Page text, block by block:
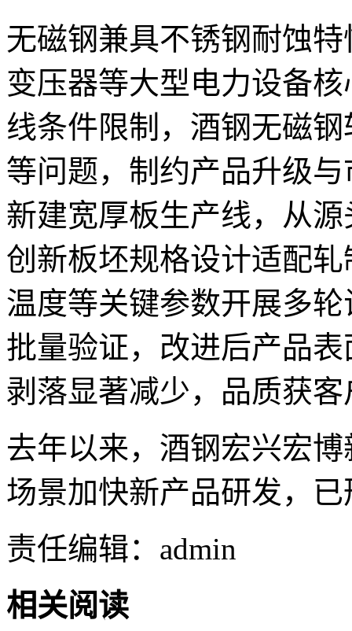
无磁钢兼具不锈钢耐蚀
变压器等大型电力设备
线条件限制，酒钢无磁
等问题，制约产品升级
新建宽厚板生产线，从
创新板坯规格设计适配
温度等关键参数开展多
批量验证，改进后产品
剥落显著减少，品质获
去年以来，酒钢宏兴宏
场景加快新产品研发，
责任编辑：admin
相关阅读